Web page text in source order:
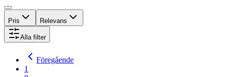
Pris Relevans
Alla filter
Föregående
1